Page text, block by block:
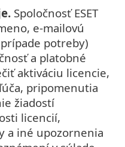
Spoločnosť ESET
e-mailovú
potreby)
a platobné
aktiváciu licencie,
pripomenutia
žiadostí
licencií,
a iné upozornenia